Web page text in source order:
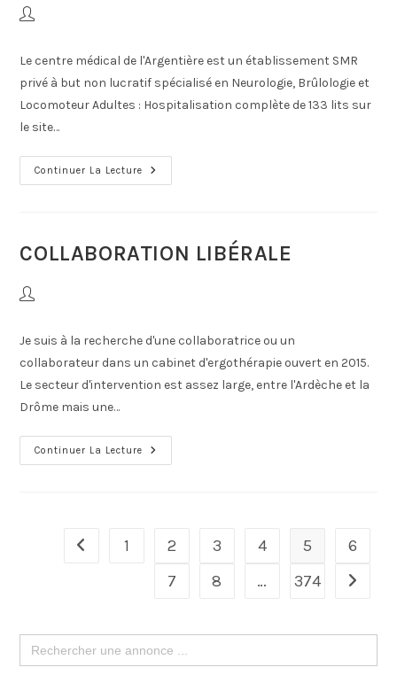
Le centre médical de l'Argentière est un établissement SMR
privé à but non lucratif spécialisé en Neurologie, Brûlologie et
Locomoteur Adultes : Hospitalisation complète de 133 lits sur
le site…
Continuer La Lecture
COLLABORATION LIBÉRALE
Je suis à la recherche d'une collaboratrice ou un
collaborateur dans un cabinet d'ergothérapie ouvert en 2015.
Le secteur d'intervention est assez large, entre l'Ardèche et la
Drôme mais une…
Continuer La Lecture
1 2 3 4 5
6
7
8 … 374
Search
for: